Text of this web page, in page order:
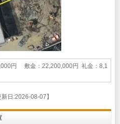
円 敷金：22,200,000円 礼金：8,1
新日:2026-08-07】